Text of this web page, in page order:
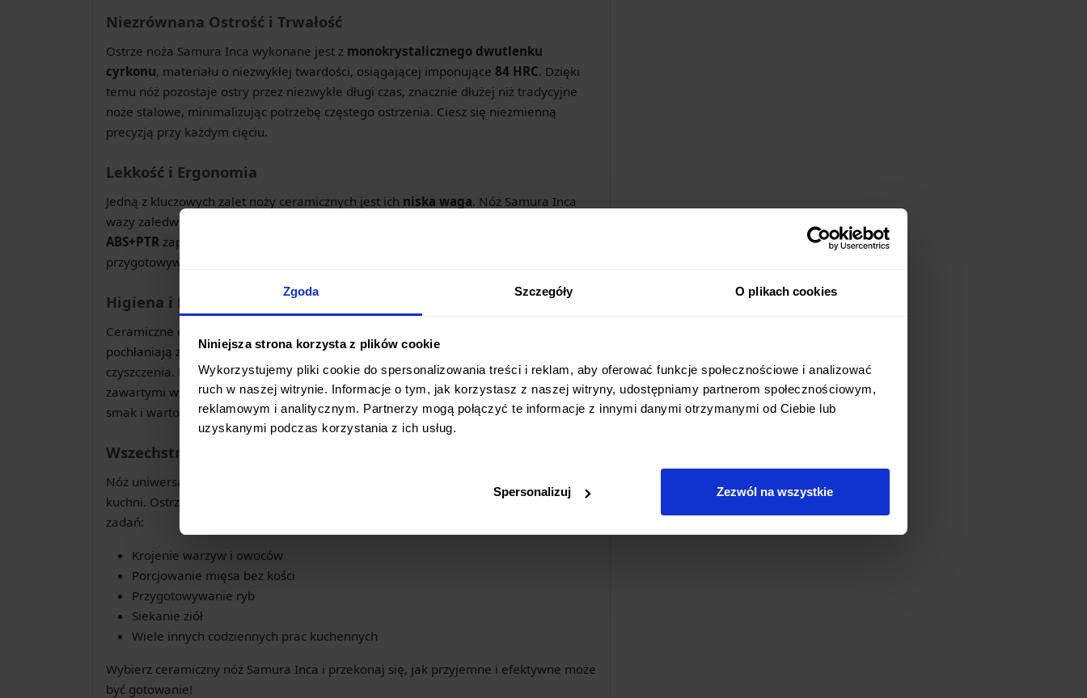
Zgoda Szczegóły O plikach cookies
Niniejsza strona korzysta z plików cookie
Wykorzystujemy pliki cookie do spersonalizowania treści i reklam, aby oferować funkcje społecznościowe i analizować
ruch w naszej witrynie. Informacje o tym, jak korzystasz z naszej witryny, udostępniamy partnerom społecznościowym,
reklamowym i analitycznym. Partnerzy mogą połączyć te informacje z innymi danymi otrzymanymi od Ciebie lub
uzyskanymi podczas korzystania z ich usług.
Spersonalizuj Zezwól na wszystkie
Niezrównana Ostrość i Trwałość
Ostrze noża Samura Inca wykonane jest z monokrystalicznego dwutlenku
cyrkonu, materiału o niezwykłej twardości, osiągającej imponujące 84 HRC. Dzięki
temu nóż pozostaje ostry przez niezwykle długi czas, znacznie dłużej niż tradycyjne
noże stalowe, minimalizując potrzebę częstego ostrzenia. Ciesz się niezmienną
precyzją przy każdym cięciu.
Lekkość i Ergonomia
Jedną z kluczowych zalet noży ceramicznych jest ich niska waga. Nóż Samura Inca
waży zaledwie 180g, co w połączeniu z ergonomiczną rękojeścią wykonaną z
ABS+PTR zapewnia komfortowe i pewne użytkowanie nawet podczas długotrwałego
przygotowywania posiłków. Rękojeść doskonale leży w dłoni, redukując zmęczenie.
Higiena i Neutralność
Ceramiczne ostrza są
pochłaniają zapachów ani kolorów, a ich gładka powierzchnia jest łatwa do
czyszczenia. Materiał jest równieżodporny na rdzęi nie reaguje z kwasami
zawartymi w żywności, dzięki czemu krojone produkty zachowują swój naturalny
smak i wartości odżywcze.
Wszechstronne Zastosowanie
Nóż uniwersalny, jak sama nazwa wskazuje, to niezastąpione narzędzie w każdej
kuchni. Ostrze o długości 155 mm doskonale poradzi sobie z szerokim zakresem
zadań:
Krojenie warzyw i owoców
Porcjowanie mięsa bez kości
Przygotowywanie ryb
Siekanie ziół
Wiele innych codziennych prac kuchennych
Wybierz ceramiczny nóż Samura Inca i przekonaj się, jak przyjemne i efektywne może
być gotowanie!